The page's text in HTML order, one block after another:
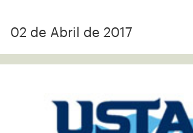
02 de Abril de 2017